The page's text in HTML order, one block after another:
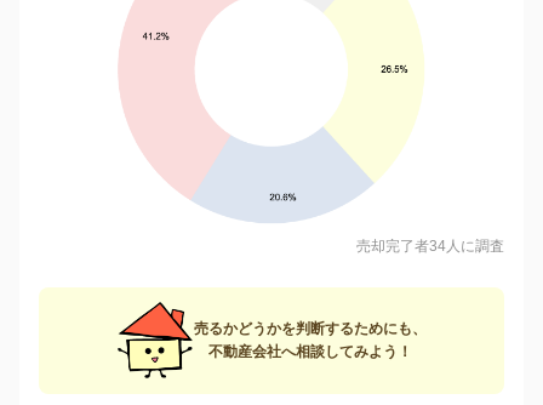
売却完了者34人に調査
売るかどうかを判断するためにも、
不動産会社へ相談してみよう！